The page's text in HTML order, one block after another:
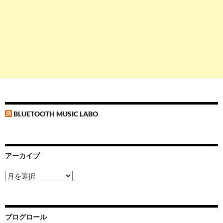
BLUETOOTH MUSIC LABO
アーカイブ
ア
ー
ブ
ブログロール